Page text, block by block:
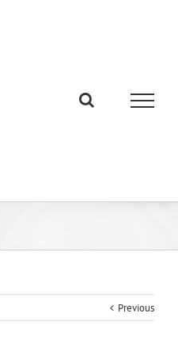
Previous